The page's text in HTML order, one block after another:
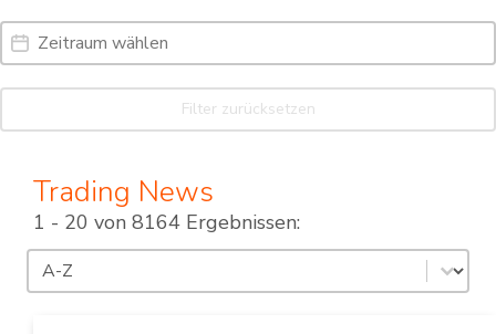
Date Range
Date
Filter zurücksetzen
Trading News
1 - 20 von 8164 Ergebnissen:
Sortierung
Sort content